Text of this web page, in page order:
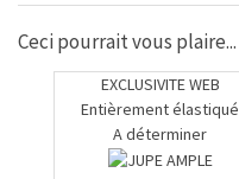
Ceci pourrait vous plaire...
EXCLUSIVITE WEB
Entièrement élastiqué
A déterminer